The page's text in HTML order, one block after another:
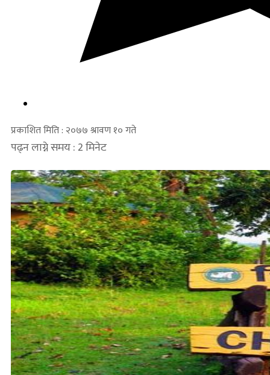
प्रकाशित मिति : २०७७ श्रावण १० गते
पढ्न लाग्ने समय : 2 मिनेट